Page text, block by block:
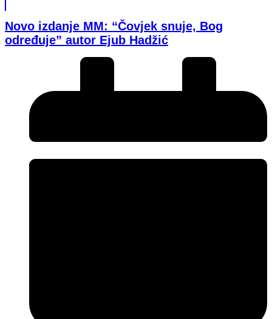
Novo izdanje MM: “Čovjek snuje, Bog
određuje” autor Ejub Hadžić